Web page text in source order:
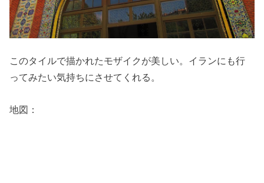
このタイルで描かれたモザイクが美しい。イランにも行
ってみたい気持ちにさせてくれる。
地図：